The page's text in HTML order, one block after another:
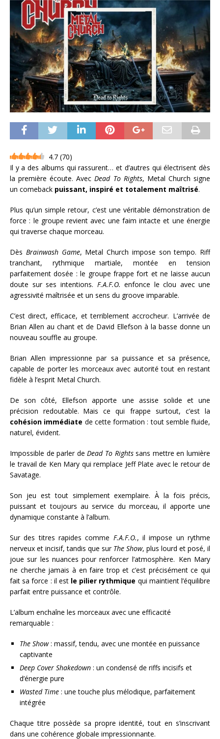
4.7 (70)
Il y a des albums qui rassurent… et d’autres qui électrisent dès
la première écoute. AvecDead To Rights, Metal Church signe
un comeback puissant, inspiré et totalement maîtrisé.
Plus qu’un simple retour, c’est une véritable démonstration de
force : le groupe revient avec une faim intacte et une énergie
qui traverse chaque morceau.
Dès Brainwash Game, Metal Church impose son tempo. Riff
tranchant, rythmique martiale, montée en tension
parfaitement dosée : le groupe frappe fort et ne laisse aucun
doute sur ses intentions. F.A.F.O. enfonce le clou avec une
agressivité maîtrisée et un sens du groove imparable.
C’est direct, efficace, et terriblement accrocheur. L’arrivée de
Brian Allen au chant et de David Ellefson à la basse donne un
nouveau souffle au groupe.
Brian Allen impressionne par sa puissance et sa présence,
capable de porter les morceaux avec autorité tout en restant
fidèle à l’esprit Metal Church.
De son côté, Ellefson apporte une assise solide et une
précision redoutable. Mais ce qui frappe surtout, c’est la
cohésion immédiate de cette formation : tout semble fluide,
naturel, évident.
Impossible de parler deDead To Rightssans mettre en lumière
le travail de Ken Mary qui remplace Jeff Plate avec le retour de
Savatage.
Son jeu est tout simplement exemplaire. À la fois précis,
puissant et toujours au service du morceau, il apporte une
dynamique constante à l’album.
Sur des titres rapides comme F.A.F.O., il impose un rythme
nerveux et incisif, tandis que sur The Show, plus lourd et posé, il
joue sur les nuances pour renforcer l’atmosphère. Ken Mary
ne cherche jamais à en faire trop et c’est précisément ce qui
fait sa force : il est le pilier rythmique qui maintient l’équilibre
parfait entre puissance et contrôle.
L’album enchaîne les morceaux avec une efficacité
remarquable :
The Show: massif, tendu, avec une montée en puissance
captivante
Deep Cover Shakedown : un condensé de riffs incisifs et
d’énergie pure
Wasted Time : une touche plus mélodique, parfaitement
intégrée
Chaque titre possède sa propre identité, tout en s’inscrivant
dans une cohérence globale impressionnante.